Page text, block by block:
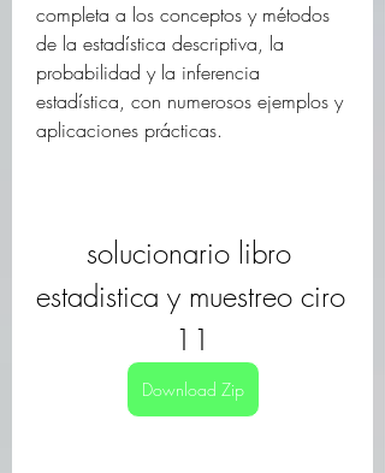
completa a los conceptos y métodos
de la estadística descriptiva, la
probabilidad y la inferencia
estadística, con numerosos ejemplos y
aplicaciones prácticas.
solucionario libro
estadistica y muestreo ciro
11
Download Zip